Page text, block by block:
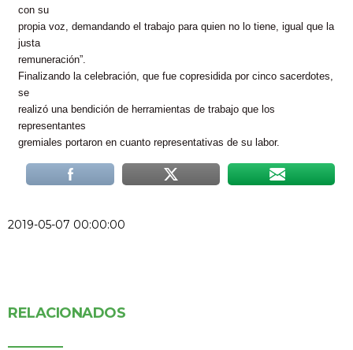
con su
propia voz, demandando el trabajo para quien no lo tiene, igual que la
justa
remuneración”.
Finalizando la celebración, que fue copresidida por cinco sacerdotes,
se
realizó una bendición de herramientas de trabajo que los
representantes
gremiales portaron en cuanto representativas de su labor.
2019-05-07 00:00:00
RELACIONADOS